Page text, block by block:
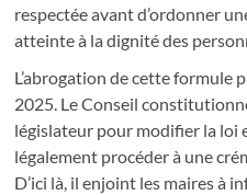
respectée avant d’ordonner
atteinte à la dignité des
L’abrogation de cette formule
2025. Le Conseil
législateur pour modifier la loi
légalement procéder à une
D’ici là, il enjoint les maires à